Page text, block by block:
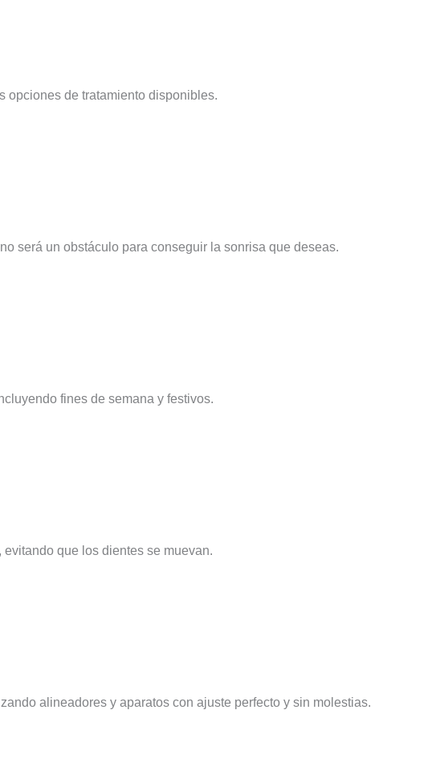
opciones de tratamiento disponibles.
será un obstáculo para conseguir la sonrisa que deseas.
fines de semana y festivos.
que los dientes se muevan.
alineadores y aparatos con ajuste perfecto y sin molestias.